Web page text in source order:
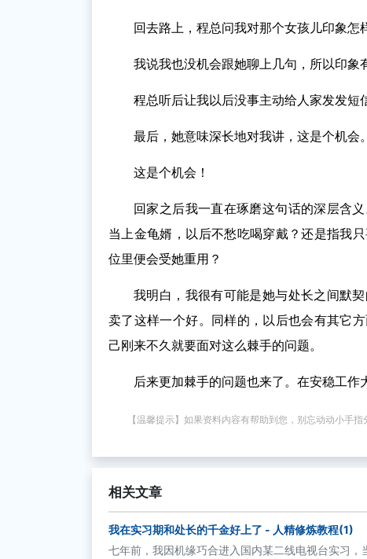
回去路上，程总问我对那个女孩儿印象怎
我说我也没机会跟她聊上几句，所以印象
程总听后让我以后没事主动给人家发发短
最后，她意味深长地对我讲，这是个机会。
这是个机会！
回家之后我一直在琢磨这句话的深层含
当上金龟婿，以后不愁吃喝穿戴？还是指我
位里便会受她重用？
我明白，我很有可能是她与处长之间默
卖了这样一个好。同样的，以后也会有其它
己刚来不久就要面对这么棘手的问题。
后来更加棘手的问题也来了。在安稳工作
【温馨提示】如果资料内容有帮助到您，别忘动动小手指
相关文章
我在实习期和处长的千金好上了 - 人精修炼教程(1)
七年前，我因机缘巧合进入国内某二线电视台实习